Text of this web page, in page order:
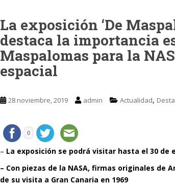
La exposición ‘De
destaca la importancia
Maspalomas para la
espacial
28 noviembre, 2019 admin Actualidad,
0
– La exposición se podrá visitar hasta el 30 de
– Con piezas de la NASA, firmas originales de
de su visita a Gran Canaria en 1969